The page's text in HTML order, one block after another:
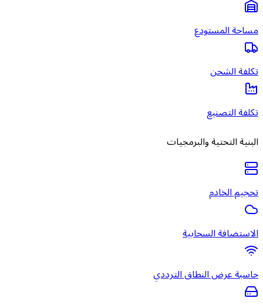
مساحة المستودع
تكلفة الشحن
تكلفة التصنيع
البنية التحتية والبرمجيات
تحجيم الخادم
الاستضافة السحابية
حاسبة عرض النطاق الترددي